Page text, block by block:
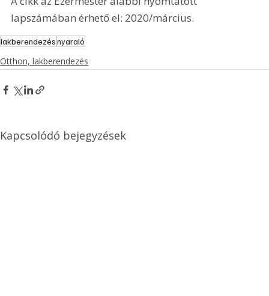
lapszámában érhető el: 2020/március.
lakberendezésnyaraló
Otthon, lakberendezés
Kapcsolódó bejegyzések